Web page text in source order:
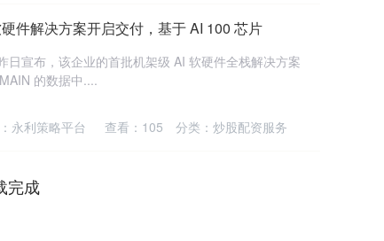
件解决方案开启交付，基于 AI 100 芯片
宣布，该企业的首批机架级 AI 软硬件全栈解决方案
的数据中....
永利策略平台 查看： 105 分类：炒股配资服务
完成